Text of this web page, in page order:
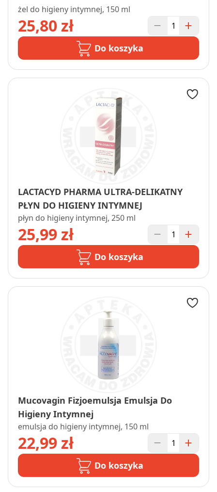
żel do higieny intymnej, 150 ml
25,80 zł
Do koszyka
LACTACYD PHARMA ULTRA-DELIKATNY
PŁYN DO HIGIENY INTYMNEJ
płyn do higieny intymnej, 250 ml
25,99 zł
Do koszyka
Mucovagin Fizjoemulsja Emulsja Do
Higieny Intymnej
emulsja do higieny intymnej, 150 ml
22,99 zł
Do koszyka